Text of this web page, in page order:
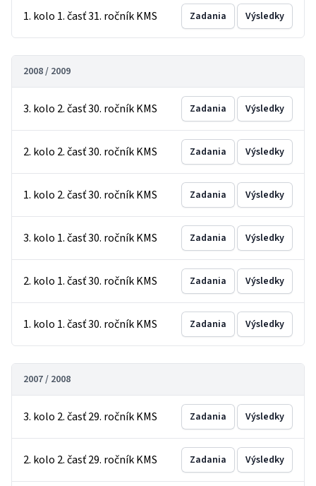
1. kolo 1. časť 31. ročník KMS Zadania Výsledky
2008 / 2009
3. kolo 2. časť 30. ročník KMS Zadania Výsledky
2. kolo 2. časť 30. ročník KMS Zadania Výsledky
1. kolo 2. časť 30. ročník KMS Zadania Výsledky
3. kolo 1. časť 30. ročník KMS Zadania Výsledky
2. kolo 1. časť 30. ročník KMS Zadania Výsledky
1. kolo 1. časť 30. ročník KMS Zadania Výsledky
2007 / 2008
3. kolo 2. časť 29. ročník KMS Zadania Výsledky
2. kolo 2. časť 29. ročník KMS Zadania Výsledky